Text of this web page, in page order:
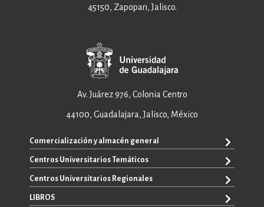
45150, Zapopan, Jalisco.
Av. Juárez 976, Colonia Centro
44100, Guadalajara, Jalisco, México
Comercialización y almacén general
+52 33 3640 6326
+52 33 3640 4595
ventas@editorial.udg.mx
Centros Universitarios Temáticos
CUAAD
CUCEA
Centros Universitarios Regionales
CUALTOS
LIBROS